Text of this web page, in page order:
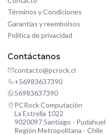
Términos y Condiciones
Garantías y reembolsos
Política de privacidad
Contáctanos
contacto@pcrock.cl
+56983637390
56983637390
PCRock Computación
La Estrella 1022
9020097 Santiago - Pudahuel
Región Metropolitana - Chile